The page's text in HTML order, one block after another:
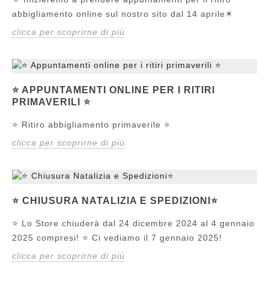
abbigliamento online sul nostro sito dal 14 aprile☀
clicca per scoprirne di più
⭐ APPUNTAMENTI ONLINE PER I RITIRI
PRIMAVERILI ⭐
⭐ Ritiro abbigliamento primaverile ⭐
clicca per scoprirne di più
⭐️ CHIUSURA NATALIZIA E SPEDIZIONI⭐️
⭐️ Lo Store chiuderà dal 24 dicembre 2024 al 4 gennaio
2025 compresi! ⭐️ Ci vediamo il 7 gennaio 2025!
clicca per scoprirne di più